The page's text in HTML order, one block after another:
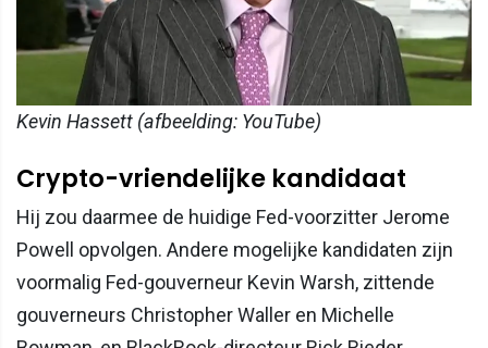
Kevin Hassett (afbeelding: YouTube)
Crypto-vriendelijke kandidaat
Hij zou daarmee de huidige Fed-voorzitter Jerome
Powell opvolgen. Andere mogelijke kandidaten zijn
voormalig Fed-gouverneur Kevin Warsh, zittende
gouverneurs Christopher Waller en Michelle